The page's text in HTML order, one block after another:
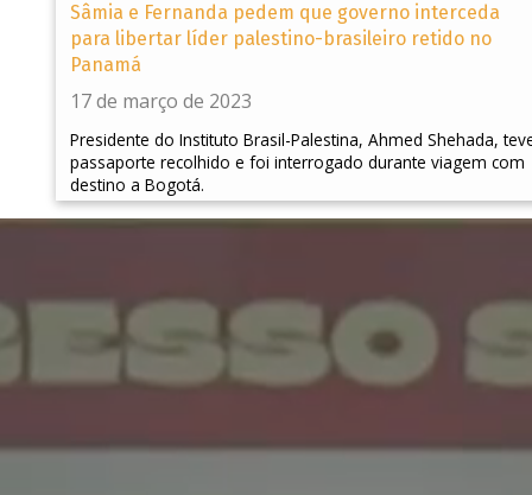
Sâmia e Fernanda pedem que governo interceda
para libertar líder palestino-brasileiro retido no
Panamá
17 de março de 2023
Presidente do Instituto Brasil-Palestina, Ahmed Shehada,
passaporte recolhido e foi interrogado durante viagem com
destino a Bogotá.